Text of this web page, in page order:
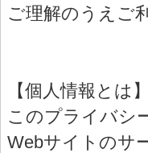
ご理解のうえご
【個人情報とは
このプライバシ
Webサイトのサ